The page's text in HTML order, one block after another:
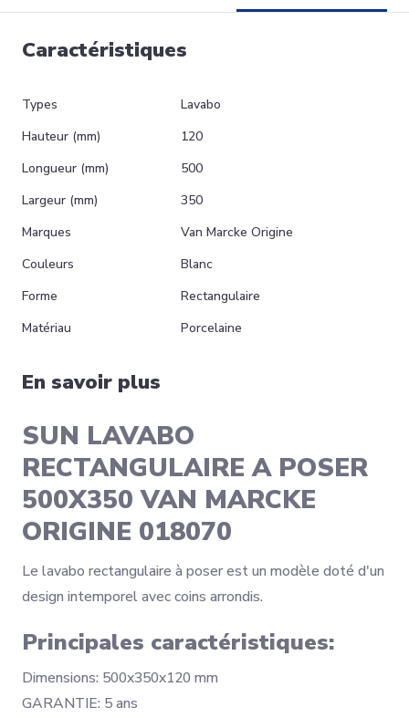
Caractéristiques
Types
Lavabo
Hauteur (mm)
120
Longueur (mm)
500
Largeur (mm)
350
Marques
Van Marcke Origine
Couleurs
Blanc
Forme
Rectangulaire
Matériau
Porcelaine
En savoir plus
SUN LAVABO
RECTANGULAIRE A POSER
500X350 VAN MARCKE
ORIGINE 018070
Le lavabo rectangulaire à poser est un modèle doté d'un
design intemporel avec coins arrondis.
Principales caractéristiques:
Dimensions: 500x350x120 mm
GARANTIE: 5 ans